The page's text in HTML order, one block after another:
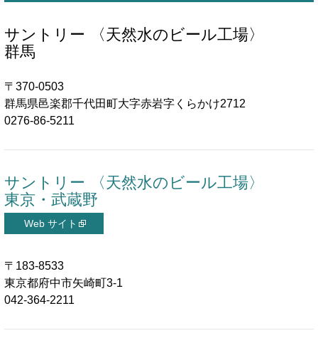
サントリー 〈天然水のビール工場〉
群馬
〒370-0503
群馬県邑楽郡千代田町大字赤岩字くらかけ2712
0276-86-5211
サントリー 〈天然水のビール工場〉
東京・武蔵野
〒183-8533
東京都府中市矢崎町3-1
042-364-2211